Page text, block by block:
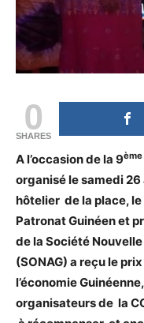
0
SHARES
A l’occasion de la 9ème
organisé le samedi
hôtelier de la place,
Patronat Guinéen et
de la Société
(SONAG) a reçu le
l’économie
organisateurs de la